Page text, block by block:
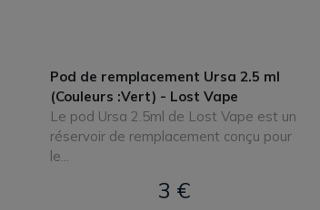
Pod de remplacement Ursa 2.5 ml
(Couleurs :Vert) - Lost Vape
Le pod Ursa 2.5ml de Lost Vape est un
réservoir de remplacement conçu pour
le...
3 €